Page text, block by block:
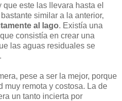
que este las llevara hasta el
similar a la anterior,
al lago. Existía una
consistía en crear una
las aguas residuales se
.
pese a ser la mejor, porque
muy remota y costosa. La de
un tanto incierta por